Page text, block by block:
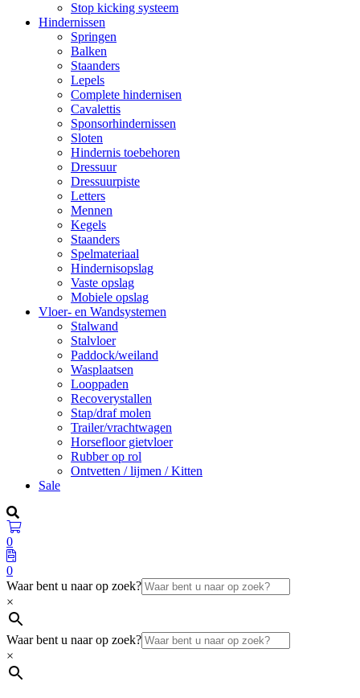
Stop kicking systeem
Hindernissen
Springen
Balken
Staanders
Lepels
Complete hindernisen
Cavalettis
Sponsorhindernissen
Sloten
Hindernis toebehoren
Dressuur
Dressuurpiste
Letters
Mennen
Kegels
Staanders
Spelmateriaal
Hindernisopslag
Vaste opslag
Mobiele opslag
Vloer- en Wandsystemen
Stalwand
Stalvloer
Paddock/weiland
Wasplaatsen
Looppaden
Recoverystallen
Stap/draf molen
Trailer/vrachtwagen
Horsefloor gietvloer
Rubber op rol
Ontvetten / lijmen / Kitten
Sale
0
0
Waar bent u naar op zoek?
×
Waar bent u naar op zoek?
×